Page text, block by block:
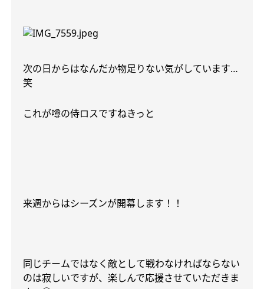
次の日からはなんだか物足りない気がしています…
笑
これが噂の侍ロスですねきっと
来週からはシーズンが開幕します！！
同じチームではなく敵として戦わなければならない
のは寂しいですが、楽しんで応援させていただきま